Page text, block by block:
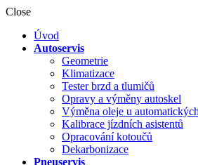
Close
Úvod
Autoservis
Geometrie
Klimatizace
Tester brzd a tlumičů
Opravy a výměny autoskel
Výměna oleje u
Kalibrace jízdních asistentů
Opracování kotoučů
Dekarbonizace
Pneuservis